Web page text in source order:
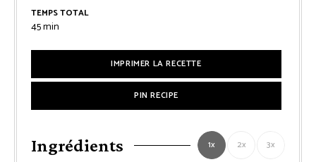
TEMPS TOTAL
45minutes
min
IMPRIMER LA RECETTE
PIN RECIPE
Ingrédients 1x 2x 3x